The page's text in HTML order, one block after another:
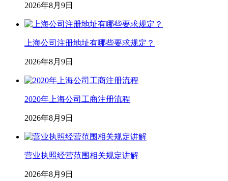
2026年8月9日
上海公司注册地址有哪些要求规定？
2026年8月9日
2020年上海公司工商注册流程
2026年8月9日
营业执照经营范围相关规定讲解
2026年8月9日